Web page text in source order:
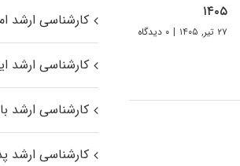
۱۴۰۵
۲۷ تیر, ۱۴۰۵ | ۰ دیدگاه
کارشناسی ارشد
کارشناسی ارشد
کارشناسی ارشد
کارشناسی ارشد